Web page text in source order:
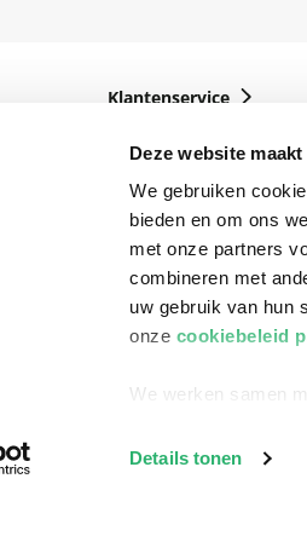
Deze website
We gebruiken
bieden en om ons
met onze partners
combineren met
uw gebruik van hun
onze cookiebeleid
We werken samen
Details tonen
Klantenservice
Bezorging
Betalen
Retourneren
Veelgestelde vragen